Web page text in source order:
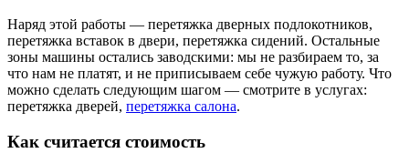
Наряд этой работы — перетяжка дверных подлокотников,
перетяжка вставок в двери, перетяжка сидений. Остальные
зоны машины остались заводскими: мы не разбираем то, за
что нам не платят, и не приписываем себе чужую работу. Что
можно сделать следующим шагом — смотрите в услугах:
перетяжка дверей, перетяжка салона.
Как считается стоимость